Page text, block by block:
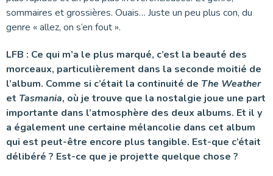
sommaires et grossières. Ouais… Juste un peu plus con, du
genre « allez, on s’en fout ».
LFB : Ce qui m’a le plus marqué, c’est la beauté des
morceaux, particulièrement dans la seconde moitié de
l’album. Comme si c’était la continuité de The Weather
et Tasmania, où je trouve que la nostalgie joue une part
importante dans l’atmosphère des deux albums. Et il y
a également une certaine mélancolie dans cet album
qui est peut-être encore plus tangible. Est-que c’était
délibéré ? Est-ce que je projette quelque chose ?